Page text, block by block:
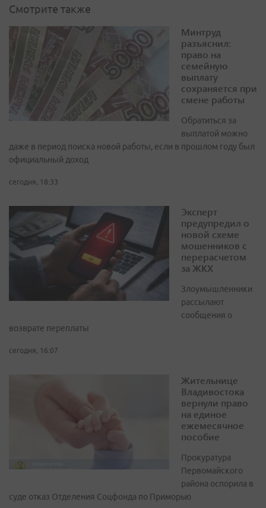
Смотрите также
Минтруд
разъяснил:
право на
семейную
выплату
сохраняется при
смене работы
Обратиться за
выплатой можно
даже в период поиска новой работы, если в прошлом году был
официальный доход
сегодня, 18:33
Эксперт
предупредил о
новой схеме
мошенников с
перерасчетом
за ЖКХ
Злоумышленники
рассылают
сообщения о
возврате переплаты
сегодня, 16:07
Жительнице
Владивостока
вернули право
на единое
ежемесячное
пособие
Прокуратура
Первомайского
района оспорила в
суде отказ Отделения Соцфонда по Приморью